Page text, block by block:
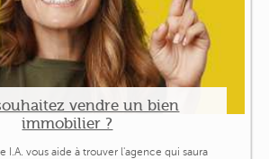
vendre un bien
immobilier ?
I.A. vous aide à trouver l'agence qui saura